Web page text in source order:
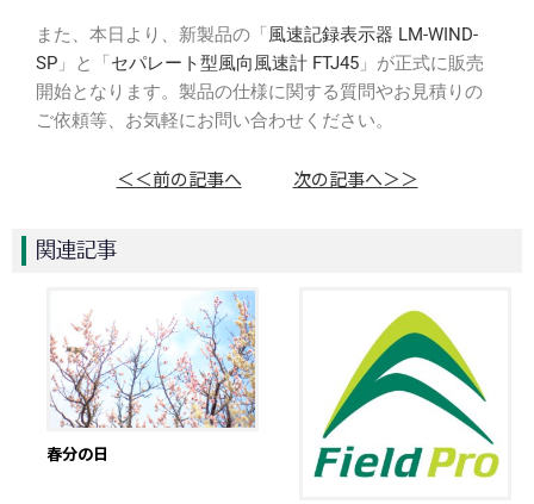
また、本日より、新製品の「風速記録表示器 LM-WIND-
SP 」と「セパレート型風向風速計 FTJ45 」が正式に販売
開始となります。製品の仕様に関する質問やお見積りの
ご依頼等、お気軽にお問い合わせください。
＜＜前の記事へ 次の記事へ＞＞
関連記事
春分の日